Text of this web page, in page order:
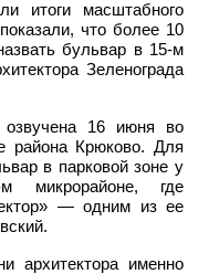
итоги масштабного
что более 10
бульвар в 15-м
Зеленограда
16 июня во
района Крюково. Для
в парковой зоне у
микрорайоне, где
— одним из ее
архитектора именно